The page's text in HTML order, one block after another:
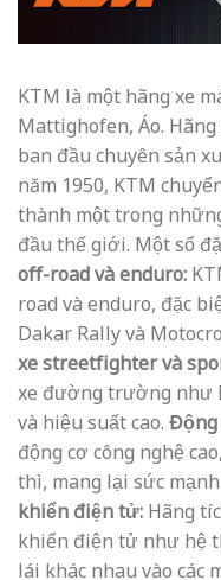
KTM là một hãng xe
Mattighofen, Áo.
ban đầu chuyên sản
năm 1950, KTM
thành một trong
đầu thế giới. Một số
off-road và enduro:
road và enduro, đặc
Dakar Rally và
xe streetfighter và
xe đường trường như
và hiệu suất cao. Động
động cơ công nghệ
thì, mang lại sức
khiển điện tử: Hãng
khiển điện tử như hệ
lái khác nhau vào các